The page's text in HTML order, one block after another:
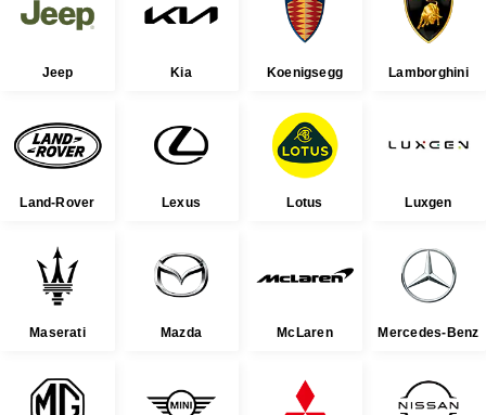
Jeep Kia Koenigsegg Lamborghini
Land-Rover Lexus Lotus Luxgen
Maserati Mazda McLaren Mercedes-Benz